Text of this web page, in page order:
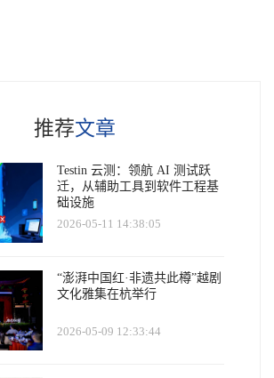
推荐文章
Testin 云测：领航 AI 测试跃
迁，从辅助工具到软件工程基
础设施
2026-05-11 14:38:05
“澎湃中国红·非遗共此樽”越剧
文化雅集在杭举行
2026-05-09 12:33:44